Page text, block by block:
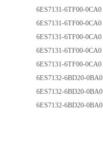
6ES7131-6TF00-0CA0
6ES7131-6TF00-0CA0
6ES7131-6TF00-0CA0
6ES7131-6TF00-0CA0
6ES7131-6TF00-0CA0
6ES7132-6BD20-0BA0
6ES7132-6BD20-0BA0
6ES7132-6BD20-0BA0